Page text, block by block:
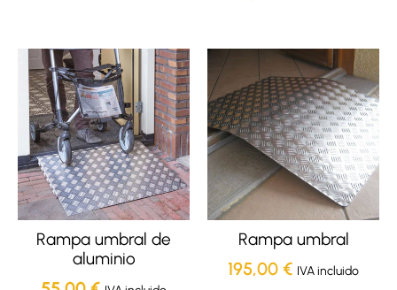
Rampa umbral de
aluminio
Rampa umbral
195,00 € IVA incluido